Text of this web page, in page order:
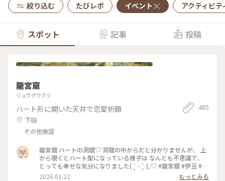
絞り込む たびレポ イベント アクティビテ
スポット 記事 投稿
龍宮窟
リュウグウクツ
ハート形に開いた天井で恋愛祈願
下田
その他施設
485
龍宮窟 ハートの洞窟♡ 洞窟の中からだと分かりませんが、 上
から覗くとハート型になっている様子は なんとも不思議で、
とっても幸せな気分になりました( ´͈ ᵕ `͈ )◞♡ #龍宮窟 #伊豆 #ハ
ートの洞窟 #開運旅
2026.01.22
もっとみる